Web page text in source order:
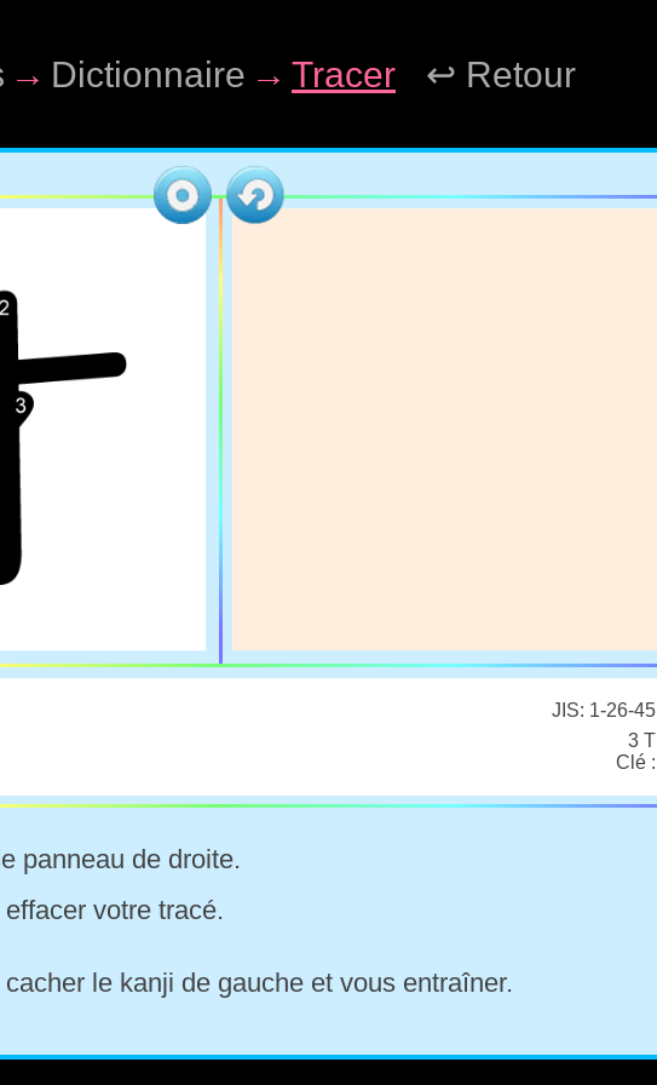
→ Dictionnaire → Tracer ↩ Retour
JIS: 1-26-45
3 T
Clé :
panneau de droite.
effacer votre tracé.
cacher le kanji de gauche et vous entraîner.